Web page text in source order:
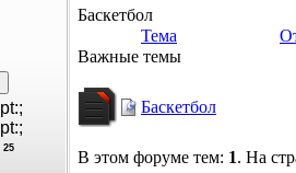
25
Баскетбол
Тема
Важные темы
Баскетбол
В этом форуме тем: 1. На